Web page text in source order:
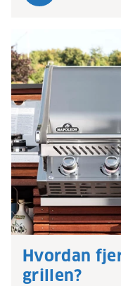
Hvordan
grillen?